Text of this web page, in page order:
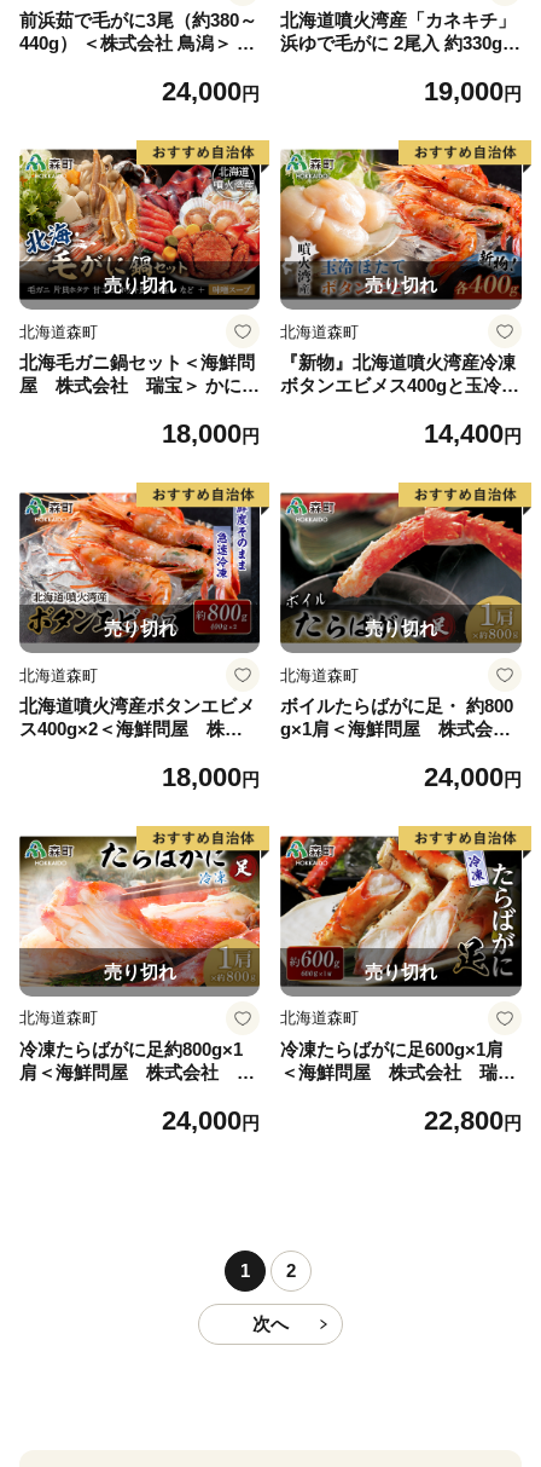
前浜茹で毛がに3尾（約380～
440g） ＜株式会社 鳥潟＞ か
るさと納税 北海道 毛蟹 毛か
mr1-0153
24,000円
北海道噴火湾産「カネキチ」
浜ゆで毛がに 2尾入 約330g～
かに カニ 蟹 ガニ がに 森町
19,000円
売り切れ
北海道森町
北海毛ガニ鍋セット＜海鮮問
屋 株式会社 瑞宝＞ かに
ニ鍋 蟹鍋 森町 ふるさと納税
18,000円
売り切れ
北海道森町
『新物』北海道噴火湾産冷凍
ボタンエビメス400gと玉冷ほ
屋 株式会社 瑞宝＞ えび
類 海鮮 森町 ふるさと納税 北
海道 mr1-0528
14,400円
売り切れ
北海道森町
北海道噴火湾産ボタンエビメ
ス400g×2＜海鮮問屋 株式
ぼたんえび ぼたん海老 ボタ
r1-0530
18,000円
売り切れ
北海道森町
ボイルたらばがに足・ 約800
g×1肩＜海鮮問屋 株式会
がに 森町 ふるさと納税 北海
mr1-0539
24,000円
売り切れ
北海道森町
冷凍たらばがに足約800g×1
肩＜海鮮問屋 株式会社 瑞
森町 ふるさと納税 北海道 た
24,000円
売り切れ
北海道森町
冷凍たらばがに足600g×1肩
＜海鮮問屋 株式会社 瑞宝
町 ふるさと納税 北海道 たら
22,800円
1 2
次へ